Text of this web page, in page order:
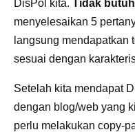
DisPol kita. Tidak
menyelesaikan 5
langsung mendapatkan
sesuai dengan
Setelah kita mendapat
dengan blog/web yang
perlu melakukan copy-